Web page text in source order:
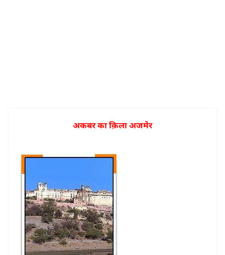
अकबर का क़िला अजमेर